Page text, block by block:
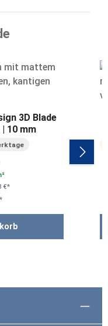
3D Blade
10 mm
€*